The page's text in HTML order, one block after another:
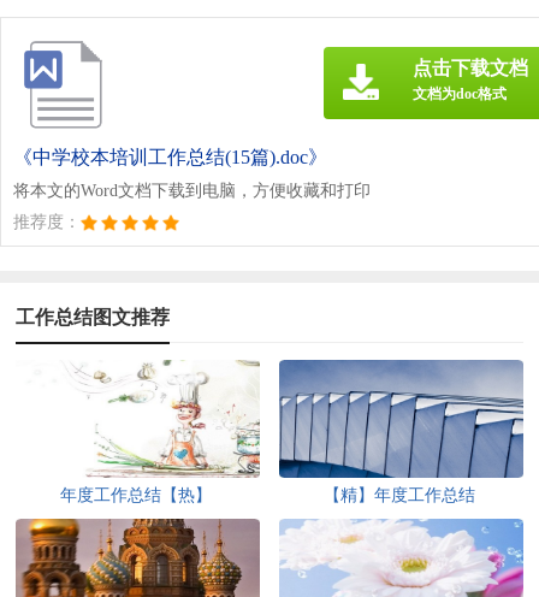
《中学校本培训工作总结(15篇).doc》
将本文的Word文档下载到电脑，方便收藏和打印
推荐度：
点击下载文档
文档为doc格式
工作总结图文推荐
年度工作总结【热】 【精】年度工作总结